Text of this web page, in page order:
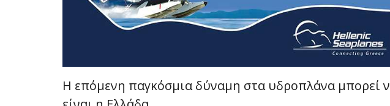
Η επόμενη παγκόσμια δύναμη στα υδροπλάνα μπορεί